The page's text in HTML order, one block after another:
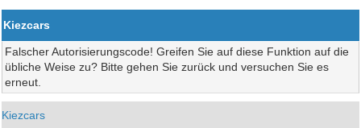
Kiezcars
Falscher Autorisierungscode! Greifen Sie auf diese Funktion auf die
übliche Weise zu? Bitte gehen Sie zurück und versuchen Sie es
erneut.
Kiezcars